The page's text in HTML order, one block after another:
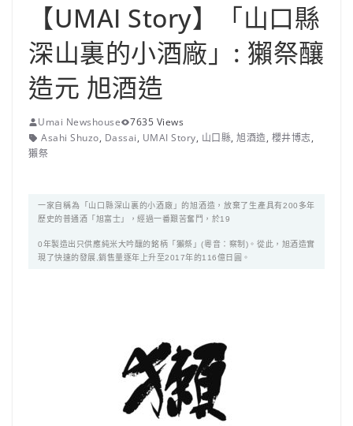
【UMAI Story】「山口縣
深山裏的小酒廠」: 獺祭釀
造元 旭酒造
Umai Newshouse
7635 Views
Asahi Shuzo, Dassai, UMAI Story, 山口縣, 旭酒造, 櫻井博志,
獺祭
一家自稱為「山口縣深山裏的小酒廠」的旭酒造，放棄了生產具有200多年
歷史的普通酒「旭富士」，經過一番艱苦奮鬥，於19
0年製造出只供應純米大吟釀的銘柄「獺祭」(粵音：察制)。從此，旭酒造實
現了快速的發展,銷售量逐年上升至2017年的116億日圓。